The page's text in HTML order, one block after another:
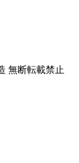
無断転載禁止